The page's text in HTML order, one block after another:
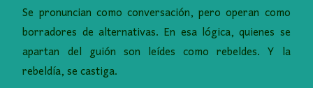
Se pronuncian como conversación, pero operan como
borradores de alternativas. En esa lógica, quienes se
apartan del guión son leídes como rebeldes. Y la
rebeldía, se castiga.